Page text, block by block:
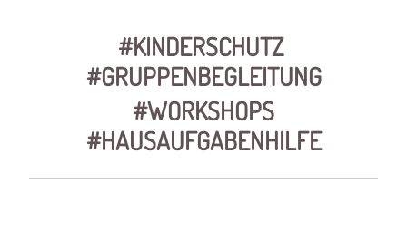
#KINDERSCHUTZ
#GRUPPENBEGLEITUNG
#WORKSHOPS
#HAUSAUFGABENHILFE